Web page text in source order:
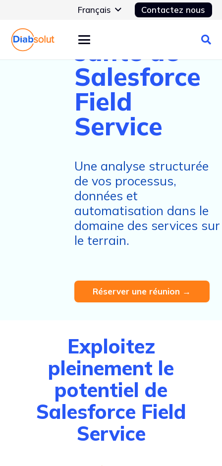
Français Contactez nous
Bilan de
santé de
Salesforce
Field
Service
Une analyse structurée
de vos processus,
données et
automatisation dans le
domaine des services sur
le terrain.
Réserver une réunion →
Exploitez
pleinement le
potentiel de
Salesforce Field
Service